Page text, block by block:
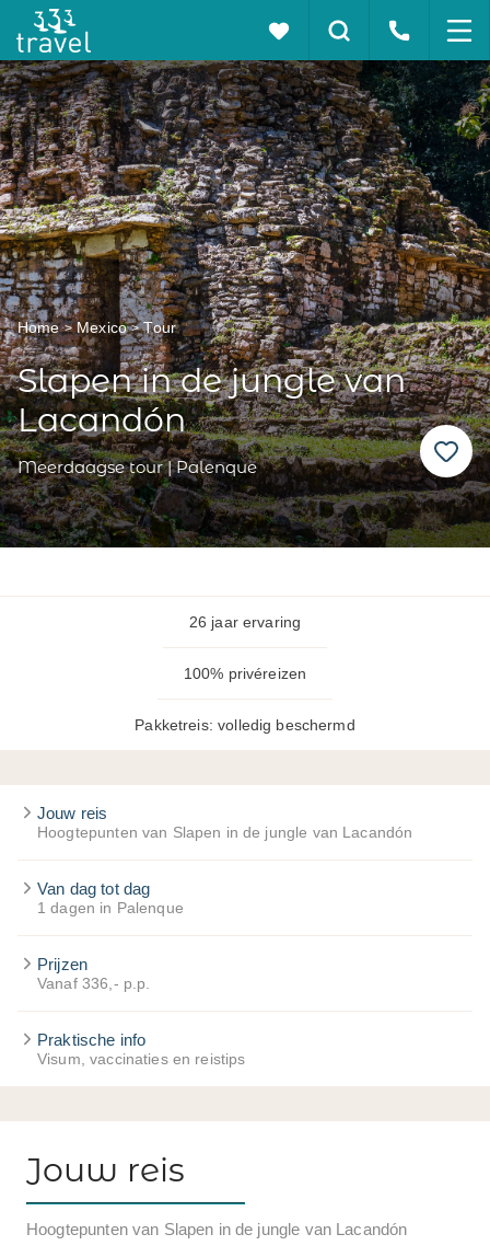
Home Mexico Tour
Slapen in de jungle van
Lacandón
Meerdaagse tour | Palenque
26 jaar ervaring
100% privéreizen
Pakketreis: volledig beschermd
Jouw reis
Hoogtepunten van Slapen in de jungle van Lacandón
Van dag tot dag
1 dagen in Palenque
Prijzen
Vanaf 336,- p.p.
Praktische info
Visum, vaccinaties en reistips
Jouw reis
Hoogtepunten van Slapen in de jungle van Lacandón